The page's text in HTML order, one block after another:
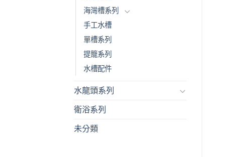
海灣槽系列
手工水槽
單槽系列
提籠系列
水槽配件
水龍頭系列
衛浴系列
未分類